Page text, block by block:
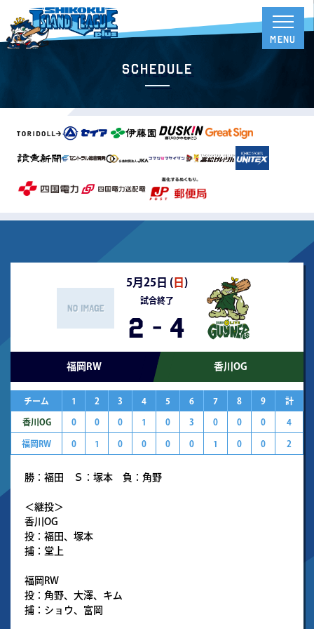
Schedule
5月25日 ( 日 )
試合終了
2 - 4
福岡RW 香川OG
チーム 1 2 3 4 5 6 7 8 9 計
香川OG 0 0 0 1 0 3 0 0 0 4
福岡RW 0 1 0 0 0 0 1 0 0 2
勝：福田 Ｓ：塚本 負：角野
＜継投＞
香川OG
投：福田、塚本
捕：堂上
福岡RW
投：角野、大澤、キム
捕：ショウ、富岡